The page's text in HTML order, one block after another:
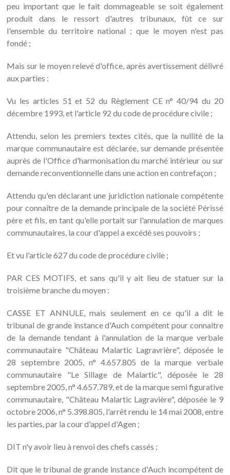
peu important que le fait dommageable se soit également
produit dans le ressort d'autres tribunaux, fût ce sur
l'ensemble du territoire national ; que le moyen n'est pas
fondé ;
Mais sur le moyen relevé d'office, après avertissement délivré
aux parties :
Vu les articles 51 et 52 du Règlement CE n° 40/94 du 20
décembre 1993, et l'article 92 du code de procédure civile ;
Attendu, selon les premiers textes cités, que la nullité de la
marque communautaire est déclarée, sur demande présentée
auprès de l'Office d'harmonisation du marché intérieur ou sur
demande reconventionnelle dans une action en contrefaçon ;
Attendu qu'en déclarant une juridiction nationale compétente
pour connaître de la demande principale de la société Périssé
père et fils, en tant qu'elle portait sur l'annulation de marques
communautaires, la cour d'appel a excédé ses pouvoirs ;
Et vu l'article 627 du code de procédure civile ;
PAR CES MOTIFS, et sans qu'il y ait lieu de statuer sur la
troisième branche du moyen :
CASSE ET ANNULE, mais seulement en ce qu'il a dit le
tribunal de grande instance d'Auch compétent pour connaitre
de la demande tendant à l'annulation de la marque verbale
communautaire "Château Malartic Lagravrière", déposée le
28 septembre 2005, n° 4.657.805 de la marque verbale
communautaire "Le Sillage de Malartic", déposée le 28
septembre 2005, n° 4.657.789, et de la marque semi figurative
communautaire, "Château Malartic Lagravière", déposée le 9
octobre 2006, n° 5.398.805, l'arrêt rendu le 14 mai 2008, entre
les parties, par la cour d'appel d'Agen ;
DIT n'y avoir lieu à renvoi des chefs cassés ;
Dit que le tribunal de grande instance d'Auch incompétent de